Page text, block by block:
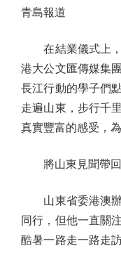
青島報道
在結業儀式上，
港大公文匯傳媒集
長江行動的學子們
走遍山東，步行千
真實豐富的感受，
將山東見聞帶回
山東省委港澳辦
同行，但他一直關
酷暑一路走一路走